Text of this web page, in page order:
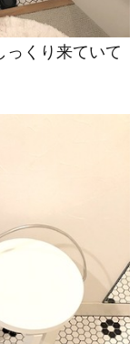
っくり来ていて